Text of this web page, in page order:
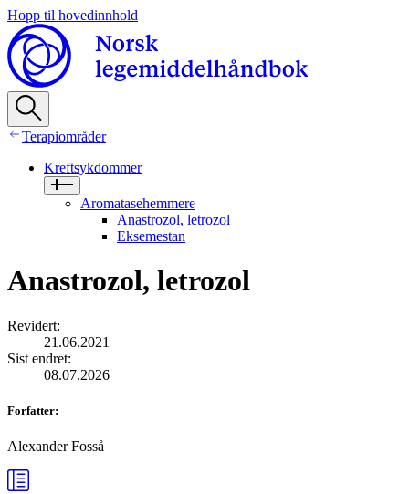
Hopp til hovedinnhold
Terapiområder
Kreftsykdommer
Aromatasehemmere
Anastrozol, letrozol
Eksemestan
Anastrozol, letrozol
Revidert:
21.06.2021
Sist endret:
08.07.2026
Forfatter:
Alexander Fosså